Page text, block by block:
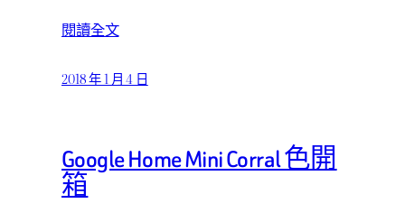
閱讀全文
2018 年 1 月 4 日
Google Home Mini Corral 色開
箱